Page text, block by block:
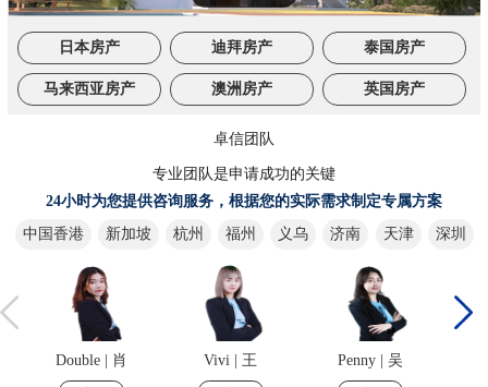
日本房产 迪拜房产 泰国房产
马来西亚房产 澳洲房产 英国房产
卓信团队
专业团队是申请成功的关键
24小时为您提供咨询服务，根据您的实际需求制定专属方案
中国香港
新加坡 杭州 福州 义乌 济南 天津 深圳
Double | 肖 Vivi | 王 Penny | 吴